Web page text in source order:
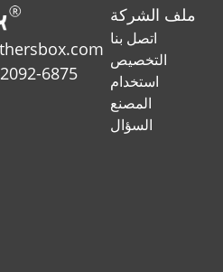
6875
ملف الشركة
اتصل بنا
التخصيص
استخدام
المصنع
السؤال